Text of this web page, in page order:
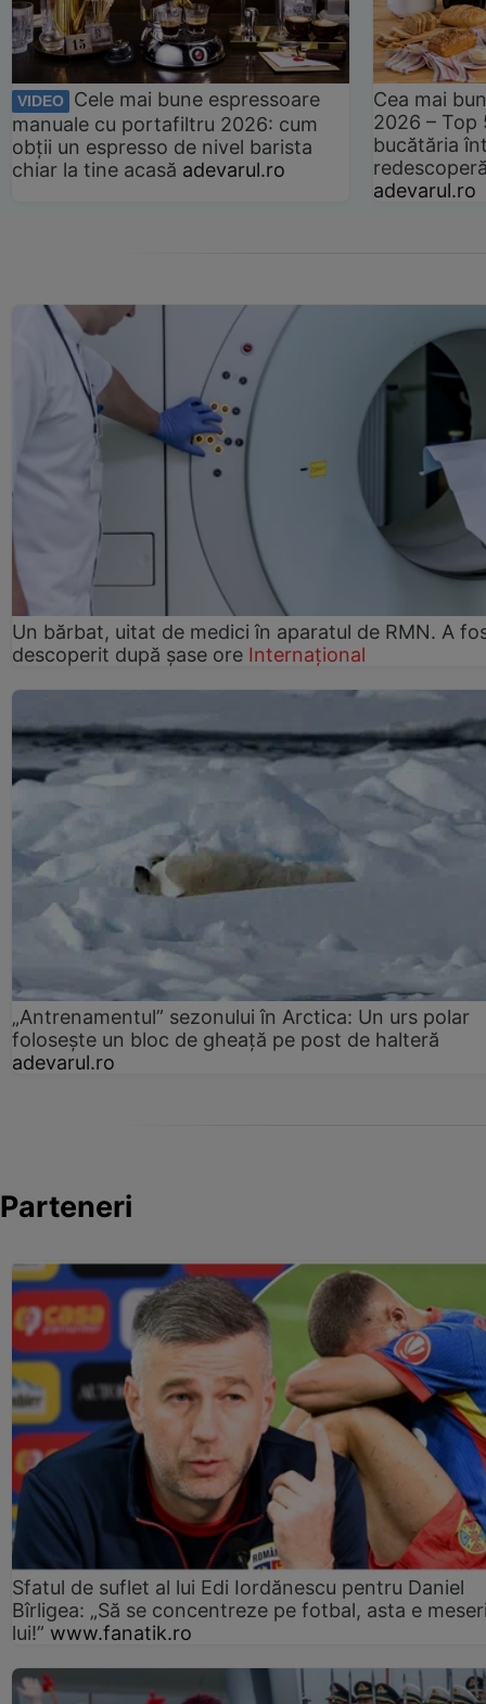
VIDEO
Cele mai bune espressoare
manuale cu portafiltru 2026: cum
obții un espresso de nivel barista
chiar la tine acasă adevarul.ro
Cea mai
2026 –
bucătăria
adevarul.ro
Un bărbat, uitat de medici în aparatul de RMN. A
descoperit după șase ore Internațional
„Antrenamentul” sezonului în Arctica: Un urs polar
folosește un bloc de gheață pe post de halteră
adevarul.ro
Parteneri
Sfatul de suflet al lui Edi Iordănescu pentru Daniel
Bîrligea: „Să se concentreze pe fotbal, asta e
lui!” www.fanatik.ro